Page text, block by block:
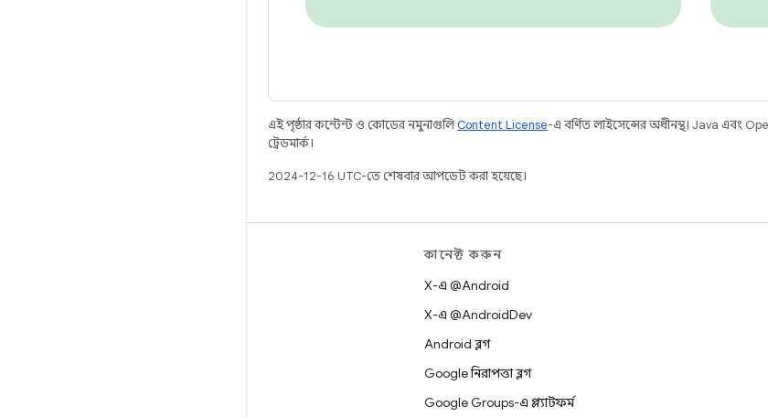
এই পৃষ্ঠার কন্টেন্ট ও কোডের নমুনাগুলিContent License-এ বর্ণিত লাইসেন্সের অধীনস্থ। Java এবং
ট্রেডমার্ক।
2024-12-16 UTC-তে শেষবার আপডেট করা হয়েছে।
কানেক্ট করুন
X-এ @Android
X-এ @AndroidDev
Android ব্লগ
Google নিরাপত্তা ব্লগ
Google Groups-এ প্ল্যাটফর্ম